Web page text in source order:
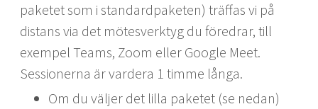
paketet som i standardpaketen) träffas vi på
distans via det mötesverktyg du föredrar, till
exempel Teams, Zoom eller Google Meet.
Sessionerna är vardera 1 timme långa.
Om du väljer det lilla paketet (se nedan)